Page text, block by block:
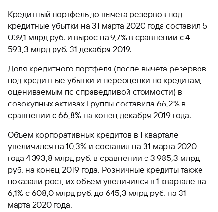
Кредитный портфель до вычета резервов под
кредитные убытки на 31 марта 2020 года составил 5
039,1 млрд руб. и вырос на 9,7% в сравнении с 4
593,3 млрд руб. 31 декабря 2019.
Доля кредитного портфеля (после вычета резервов
под кредитные убытки и переоценки по кредитам,
оцениваемым по справедливой стоимости) в
совокупных активах Группы составила 66,2% в
сравнении с 66,8% на конец декабря 2019 года.
Объем корпоративных кредитов в 1 квартале
увеличился на 10,3% и составил на 31 марта 2020
года 4 393,8 млрд руб. в сравнении с 3 985,3 млрд
руб. на конец 2019 года. Розничные кредиты также
показали рост, их объем увеличился в 1 квартале на
6,1% с 608,0 млрд руб. до 645,3 млрд руб. на 31
марта 2020 года.